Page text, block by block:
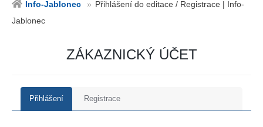
Info-Jablonec
Přihlášení do editace / Registrace | Info-
Jablonec
ZÁKAZNICKÝ ÚČET
Přihlášení Registrace